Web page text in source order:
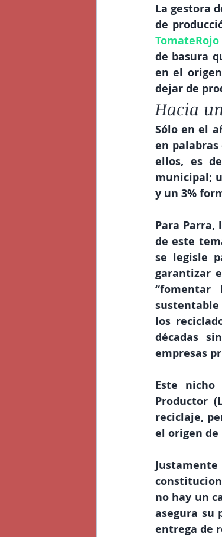
La gestora
de
TomateRojo
de basura
en el
dejar de
Hacia
Sólo en el
en
ellos, es
municipal;
y un 3%
Para Parra,
de este
se legisle
garantizar
sustentable
los
décadas
empresas
Este
Productor
reciclaje,
el origen de
no hay un
asegura su
entrega de